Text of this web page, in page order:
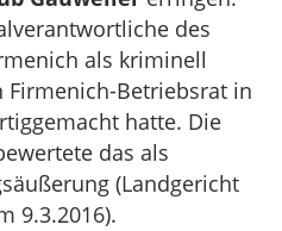
des
als kriminell
Firmenich-Betriebsrat in
hatte. Die
das als
(Landgericht
9.3.2016).